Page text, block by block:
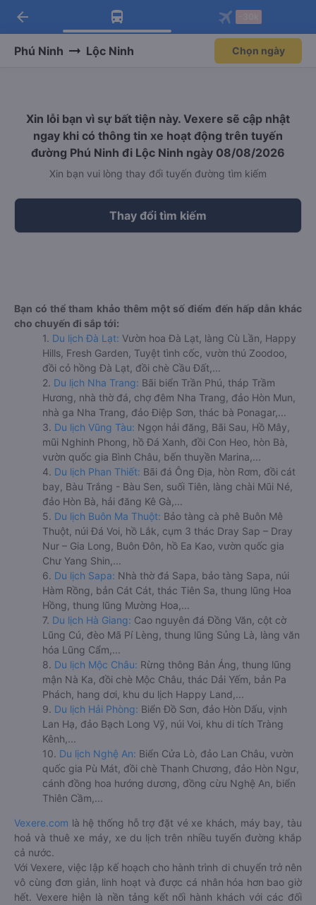
Tải app Vexere ngay!
Nhận ưu đãi thành viên độc
Mở app
Tải app Vexere
-30k/ghế khi đặt vé máy bay qua
Mở app
arrow_back
Phú Ninh Lộc Ninh Chọn ngày
Xin lỗi bạn vì sự bất tiện này. Vexere sẽ cập nhật
ngay khi có thông tin xe hoạt động trên tuyến
đường Phú Ninh đi Lộc Ninh ngày 08/08/2026
Xin bạn vui lòng thay đổi tuyến đường tìm kiếm
Thay đổi tìm kiếm
Bạn có thể tham khảo thêm một số điểm đến hấp dẫn khác
cho chuyến đi sắp tới:
1. Du lịch Đà Lạt: Vườn hoa Đà Lạt, làng Cù Lần, Happy
Hills, Fresh Garden, Tuyệt tình cốc, vườn thú Zoodoo,
đồi cỏ hồng Đà Lạt, đồi chè Cầu Đất,...
2. Du lịch Nha Trang: Bãi biển Trần Phú, tháp Trầm
Hương, nhà thờ đá, chợ đêm Nha Trang, đảo Hòn Mun,
nhà ga Nha Trang, đảo Điệp Sơn, thác bà Ponagar,...
3. Du lịch Vũng Tàu: Ngọn hải đăng, Bãi Sau, Hồ Mây,
mũi Nghinh Phong, hồ Đá Xanh, đồi Con Heo, hòn Bà,
vườn quốc gia Bình Châu, bến thuyền Marina,...
4. Du lịch Phan Thiết: Bãi đá Ông Địa, hòn Rơm, đồi cát
bay, Bàu Trắng - Bàu Sen, suối Tiên, làng chài Mũi Né,
đảo Hòn Bà, hải đăng Kê Gà,...
5. Du lịch Buôn Ma Thuột: Bảo tàng cà phê Buôn Mê
Thuột, núi Đá Voi, hồ Lắk, cụm 3 thác Dray Sap – Dray
Nur – Gia Long, Buôn Đôn, hồ Ea Kao, vườn quốc gia
Chư Yang Shin,...
6. Du lịch Sapa: Nhà thờ đá Sapa, bảo tàng Sapa, núi
Hàm Rồng, bản Cát Cát, thác Tiên Sa, thung lũng Hoa
Hồng, thung lũng Mường Hoa,...
7. Du lịch Hà Giang: Cao nguyên đá Đồng Văn, cột cờ
Lũng Cú, đèo Mã Pí Lèng, thung lũng Sủng Là, làng văn
hóa Lũng Cẩm,...
8. Du lịch Mộc Châu: Rừng thông Bản Áng, thung lũng
mận Nà Ka, đồi chè Mộc Châu, thác Dải Yếm, bản Pa
Phách, hang dơi, khu du lịch Happy Land,...
9. Du lịch Hải Phòng: Biển Đồ Sơn, đảo Hòn Dấu, vịnh
Lan Hạ, đảo Bạch Long Vỹ, núi Voi, khu di tích Tràng
Kênh,...
10. Du lịch Nghệ An: Biển Cửa Lò, đảo Lan Châu, vườn
quốc gia Pù Mát, đồi chè Thanh Chương, đảo Hòn Ngư,
cánh đồng hoa hướng dương, đồng cừu Nghệ An, biển
Thiên Cầm,...
Vexere.com là hệ thống hỗ trợ đặt vé xe khách, máy bay, tàu
hoả và thuê xe máy, xe du lịch trên nhiều tuyến đường khắp
cả nước.
Với Vexere, việc lập kế hoạch cho hành trình di chuyển trở nên
vô cùng đơn giản, linh hoạt và được cá nhân hóa hơn bao giờ
hết. Vexere hiện là nền tảng kết nối hành khách với các đối